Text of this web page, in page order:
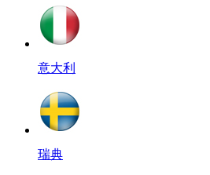
意大利
瑞典